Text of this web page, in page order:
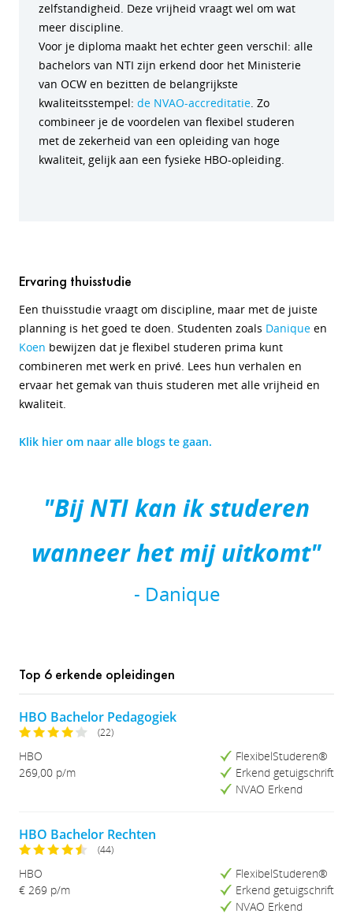
zelfstandigheid. Deze vrijheid vraagt wel om wat
meer discipline.
Voor je diploma maakt het echter geen verschil: alle
bachelors van NTI zijn erkend door het Ministerie
van OCW en bezitten de belangrijkste
kwaliteitsstempel: de NVAO-accreditatie. Zo
combineer je de voordelen van flexibel studeren
met de zekerheid van een opleiding van hoge
kwaliteit, gelijk aan een fysieke HBO-opleiding.
Ervaring thuisstudie
Een thuisstudie vraagt om discipline, maar met de juiste
planning is het goed te doen. Studenten zoals Danique en
Koen bewijzen dat je flexibel studeren prima kunt
combineren met werk en privé. Lees hun verhalen en
ervaar het gemak van thuis studeren met alle vrijheid en
kwaliteit.
Klik hier om naar alle blogs te gaan.
"Bij NTI kan ik studeren
wanneer het mij uitkomt"
- Danique
Top 6 erkende opleidingen
HBO Bachelor Pedagogiek
(22)
HBO
269,00 p/m
FlexibelStuderen®
Erkend getuigschrift
NVAO Erkend
HBO Bachelor Rechten
(44)
HBO
€ 269 p/m
FlexibelStuderen®
Erkend getuigschrift
NVAO Erkend